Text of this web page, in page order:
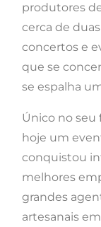
produtores
cerca de
concertos e
que se
se espalha
Único no seu
hoje um
conquistou
melhores
grandes
artesanais